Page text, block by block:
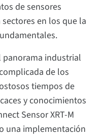
de sensores
en los que la
panorama industrial
de los
tiempos de
y conocimientos
Sensor XRT-M
una implementación